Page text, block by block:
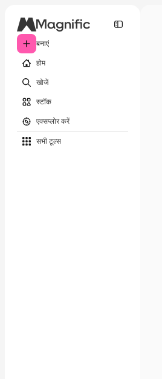
बनाएं
होम
खोजें
स्टॉक
एक्सप्लोर करें
सभी टूल्‍स